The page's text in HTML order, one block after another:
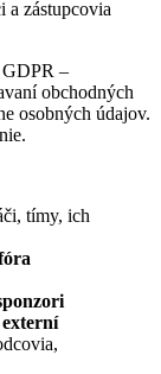
a zástupcovia
GDPR –
obchodných
osobných údajov.
tímy, ich
externí